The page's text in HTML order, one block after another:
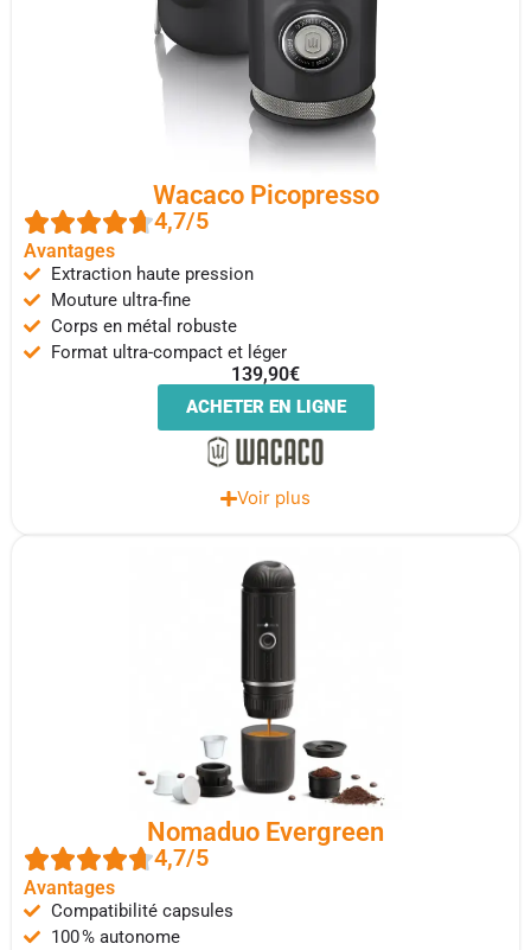
Wacaco Picopresso
4,7/5
Avantages
Extraction haute pression
Mouture ultra-fine
Corps en métal robuste
Format ultra-compact et léger
139,90€
ACHETER EN LIGNE
Voir plus
Nomaduo Evergreen
4,7/5
Avantages
Compatibilité capsules
100 % autonome